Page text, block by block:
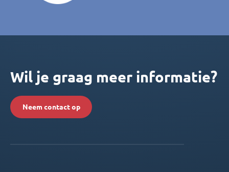
Wil je graag meer informatie?
Neem contact op